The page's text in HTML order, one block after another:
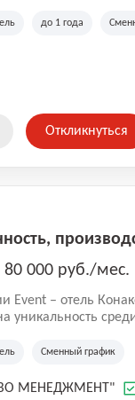
и
до 1 года
Откликнуться
80 000 руб./мес.
Event – отель
уникальность
всех видов
линия и
Сменный график
МЕНЕДЖМЕНТ"